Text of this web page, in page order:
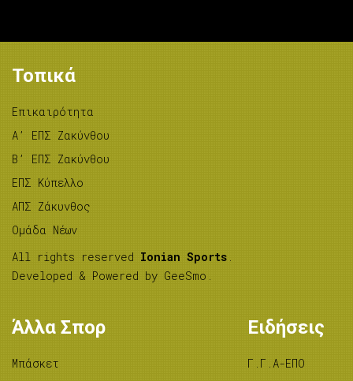
Τοπικά
Επικαιρότητα
A’ ΕΠΣ Ζακύνθου
B’ ΕΠΣ Ζακύνθου
ΕΠΣ Κύπελλο
ΑΠΣ Ζάκυνθος
Ομάδα Νέων
All rights reserved Ionian Sports .
Developed & Powered by GeeSmo .
Άλλα Σπορ
Μπάσκετ
Ειδήσεις
Γ.Γ.Α-ΕΠΟ